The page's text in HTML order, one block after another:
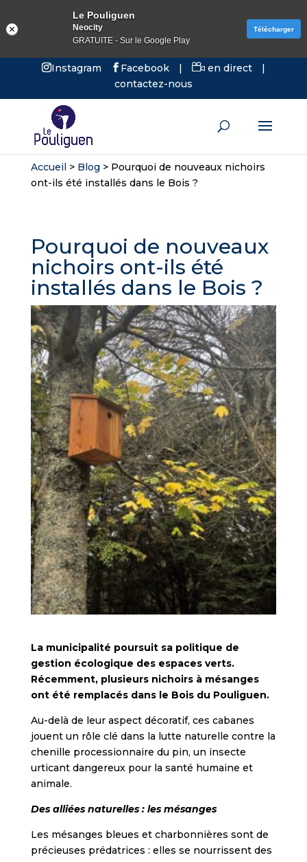
Instagram Facebook | en direct
|
contactez-nous
Accueil> Blog > Pourquoi de nouveaux nichoirs
ont-ils été installés dans le Bois ?
Pourquoi de nouveaux
nichoirs ont-ils été
installés dans le Bois ?
La municipalité poursuit sa politique de
gestion écologique des espaces verts.
Récemment, plusieurs nichoirs à mésanges
ont été remplacés dans le Bois du Pouliguen.
Au-delà de leur aspect décoratif, ces cabanes
jouent un rôle clé dans la lutte naturelle contre la
chenille processionnaire du pin, un insecte
urticant dangereux pour la santé humaine et
animale.
Des alliées naturelles : les mésanges
Les mésanges bleues et charbonnières sont de
précieuses prédatrices : elles se nourrissent des
Le Pouliguen
Neocity
GRATUITE - Sur le Google Play
Télécharger